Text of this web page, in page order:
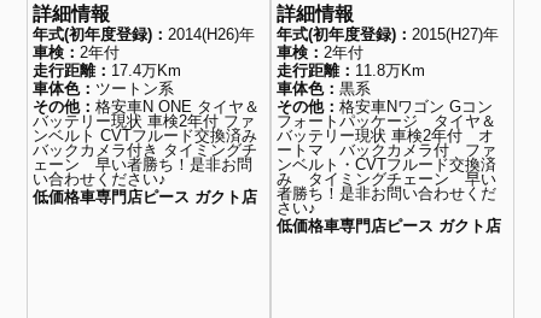
詳細情報
年式(初年度登録)： 2014(H26)年
車検： 2年付
走行距離： 17.4万Km
車体色： ツートン系
その他：格安車N ONE タイヤ＆
バッテリー現状 車検2年付 ファ
ンベルト CVTフルード交換済み
バックカメラ付き タイミングチ
ェーン 早い者勝ち！是非お問
い合わせください♪
低価格車専門店ピース ガクト店
詳細情報
年式(初年度登録)： 2015(H27)年
車検： 2年付
走行距離： 11.8万Km
車体色： 黒系
その他： 格安車Nワゴン Gコン
フォートパッケージ タイヤ＆
バッテリー現状 車検2年付 オ
ートマ バックカメラ付 ファ
ンベルト・CVTフルード交換済
み タイミングチェーン 早い
者勝ち！是非お問い合わせくだ
さい♪
低価格車専門店ピース ガクト店